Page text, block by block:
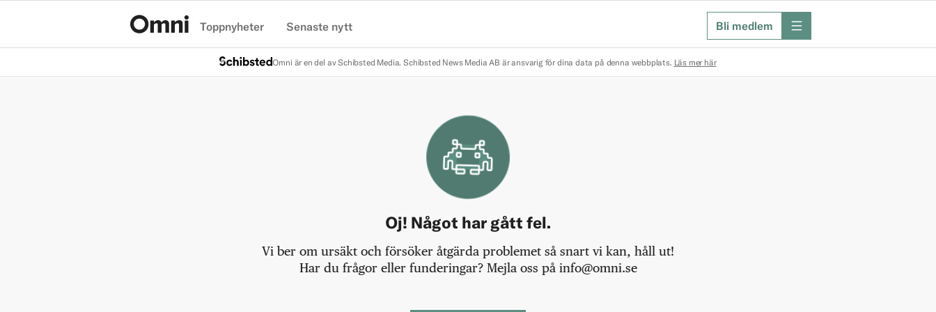
Toppnyheter Senaste nytt Bli medlem meny
Omni är en del av Schibsted Media. Schibsted News Media AB är ansvarig för dina data på denna webbplats. Läs mer här
Oj! Något har gått fel.
Vi ber om ursäkt och försöker åtgärda problemet så snart vi kan, håll ut!
Har du frågor eller funderingar? Mejla oss på info@omni.se